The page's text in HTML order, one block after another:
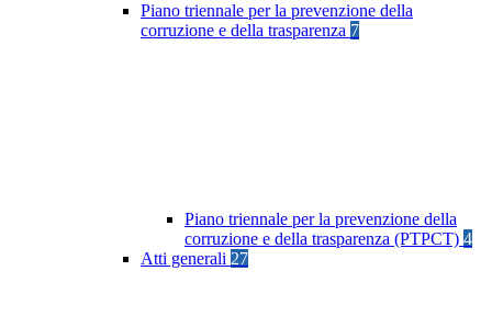
Piano triennale per la prevenzione della
corruzione e della trasparenza 7
Piano triennale per la prevenzione della
corruzione e della trasparenza (PTPCT) 4
Atti generali 27